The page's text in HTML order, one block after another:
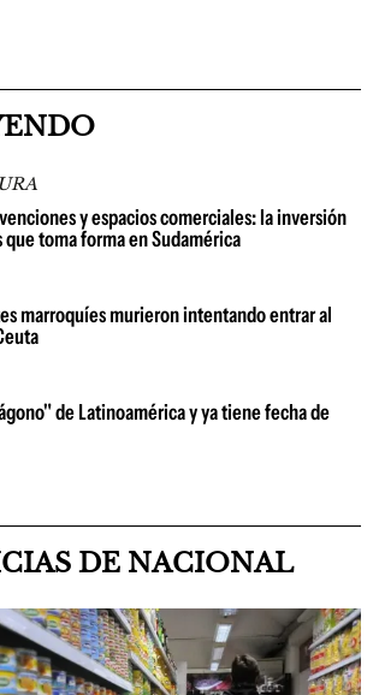
y espacios comerciales: la inversión
toma forma en Sudamérica
marroquíes murieron intentando entrar al
de Latinoamérica y ya tiene fecha de
DE NACIONAL